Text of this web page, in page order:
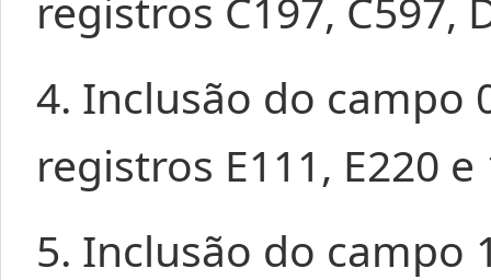
4. Inclusão do campo
registros E111, E220 e
5. Inclusão do campo